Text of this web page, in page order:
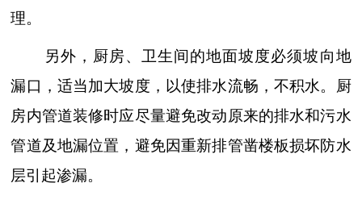
理。
另外，厨房、卫生间的地面坡度必须坡向地
漏口，适当加大坡度，以使排水流畅，不积水。厨
房内管道装修时应尽量避免改动原来的排水和污水
管道及地漏位置，避免因重新排管凿楼板损坏防水
层引起渗漏。